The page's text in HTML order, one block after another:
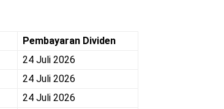
Pembayaran Dividen
24 Juli 2026
24 Juli 2026
24 Juli 2026